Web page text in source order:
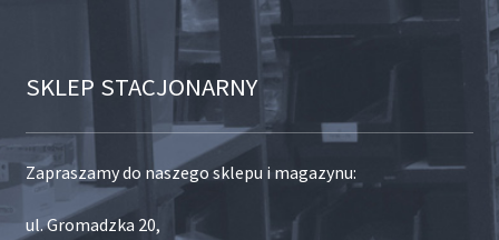
SKLEP STACJONARNY
Zapraszamy do naszego sklepu i magazynu:
ul. Gromadzka 20,